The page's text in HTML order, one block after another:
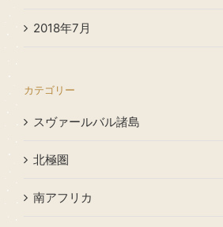
2018年7月
カテゴリー
スヴァールバル諸島
北極圏
南アフリカ